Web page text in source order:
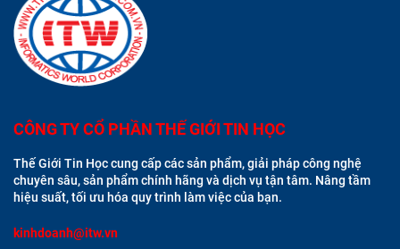
CÔNG TY CỔ PHẦN THẾ GIỚI TIN HỌC
Thế Giới Tin Học cung cấp các sản phẩm, giải pháp công nghệ
chuyên sâu, sản phẩm chính hãng và dịch vụ tận tâm. Nâng tầm
hiệu suất, tối ưu hóa quy trình làm việc của bạn.
kinhdoanh@itw.vn